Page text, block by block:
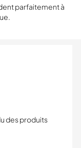
parfaitement à
des produits